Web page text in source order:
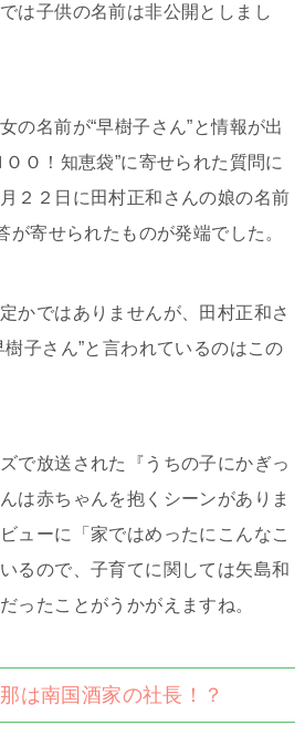
は子供の名前は非公開としまし
の名前が“早樹子さん”と情報が出
Ｏ！知恵袋”に寄せられた質問に
２２日に田村正和さんの娘の名前
が寄せられたものが発端でした。
かではありませんが、田村正和さ
樹子さん”と言われているのはこの
で放送された『うちの子にかぎっ
は赤ちゃんを抱くシーンがありま
ューに「家ではめったにこんなこ
るので、子育てに関しては矢島和
ったことがうかがえますね。
は南国酒家の社長！？